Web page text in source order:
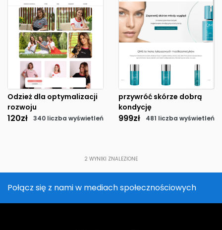
Odzież dla optymalizacji
rozwoju
120zł 340 liczba wyświetleń
przywróć skórze dobrą
kondycję
999zł 481 liczba wyświetleń
2 WYNIKI ZNALEZIONE
Połącz się z nami w mediach społecznościowych